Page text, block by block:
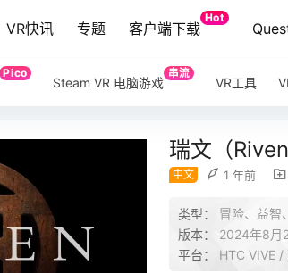
VR快讯 专题 客户端下载
Hot
Pico
Steam VR 电脑游戏
串流
VR工具
瑞文（Riven
中文 1 年前
类型： 冒险、益智
版本： 2024年8月
平台： HTC VIVE